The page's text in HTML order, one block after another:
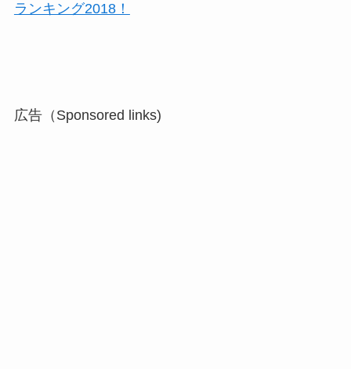
ランキング2018！
広告（Sponsored links)